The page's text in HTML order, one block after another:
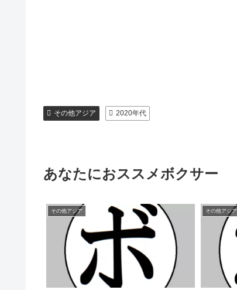
その他アジア 2020年代
あなたにおススメボクサー
その他アジア その他アジア